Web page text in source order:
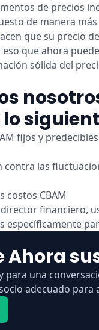
de precios
de manera más
que su precio
que ahora
sólida del
fijos y
contra las
costos CBAM
financiero,
específicamente
Ahora
para una
adecuado para